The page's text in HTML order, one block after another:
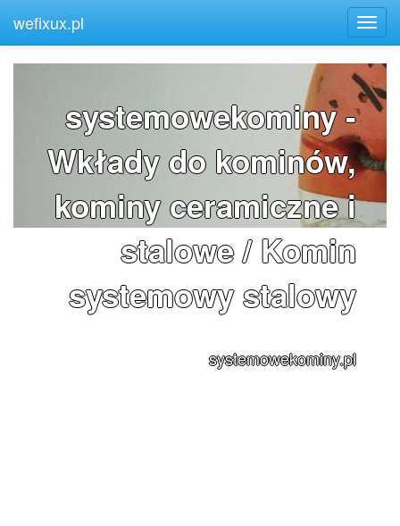
wefixux.pl
systemowekominy -
Wkłady do kominów,
kominy ceramiczne i
stalowe / Komin
systemowy stalowy
systemowekominy.pl